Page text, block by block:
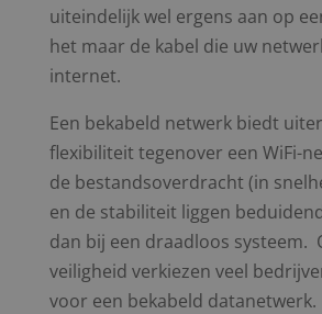
uiteindelijk wel ergens aan op
het maar de kabel die uw
internet.
Een bekabeld netwerk biedt
flexibiliteit tegenover een WiFi-
de bestandsoverdracht (in
en de stabiliteit liggen
dan bij een draadloos systeem.
veiligheid verkiezen veel
voor een bekabeld datanetwerk.